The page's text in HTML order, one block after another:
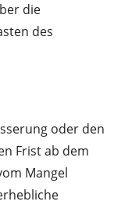
die
des
oder den
Frist ab dem
Mangel